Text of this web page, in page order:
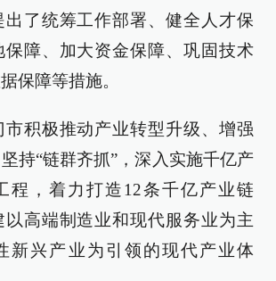
出了统筹工作部署、健全人才保
保障、加大资金保障、巩固技术
保障等措施。
积极推动产业转型升级、增强
持“链群齐抓”，深入实施千亿产
程，着力打造12条千亿产业链
以高端制造业和现代服务业为主
新兴产业为引领的现代产业体